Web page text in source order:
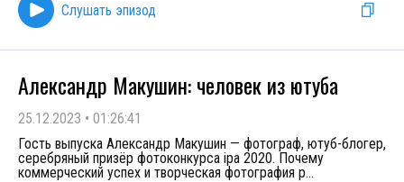
Слушать эпизод
Александр Макушин: человек из ютуба
25.12.2023 • 01:26:41
Гость выпуска Александр Макушин — фотограф, ютуб-блогер,
серебряный призёр фотоконкурса ipa 2020. Почему
коммерческий успех и творческая фотография р...